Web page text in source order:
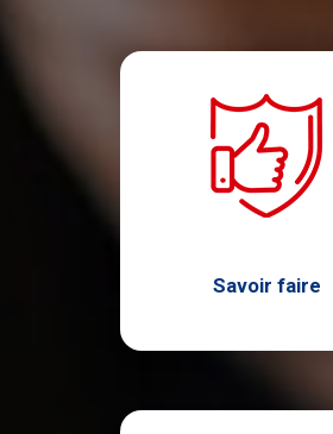
Savoir faire